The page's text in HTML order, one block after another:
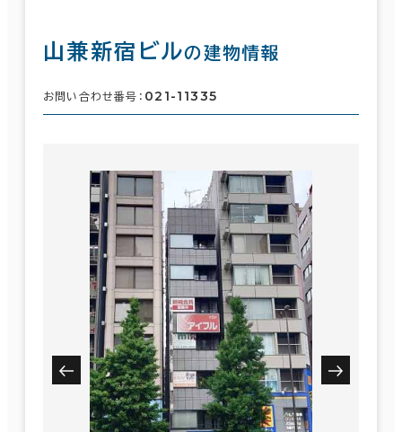
山兼新宿ビルの建物情報
お問い合わせ番号： 021-11335